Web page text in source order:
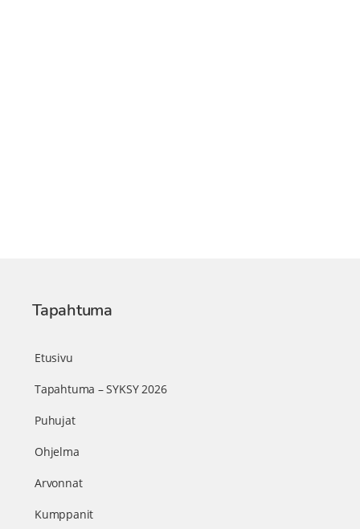
Tapahtuma
Etusivu
Tapahtuma – SYKSY 2026
Puhujat
Ohjelma
Arvonnat
Kumppanit